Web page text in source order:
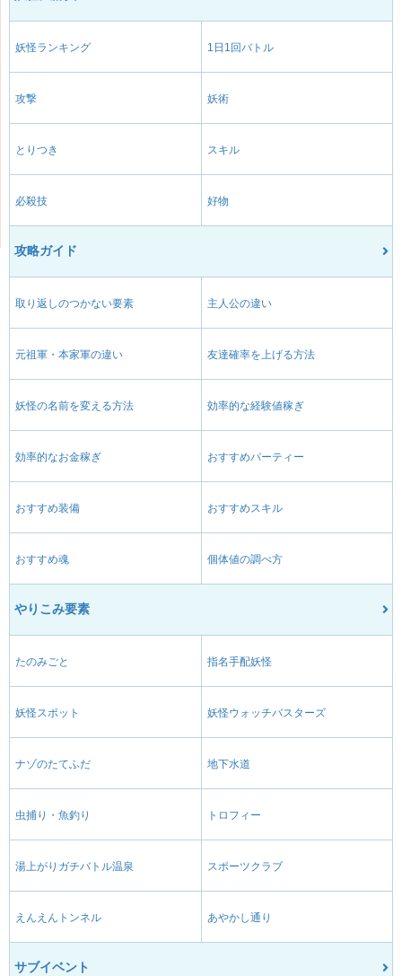
妖怪ランキング 1日1回バトル
攻撃 妖術
とりつき スキル
必殺技 好物
攻略ガイド
取り返しのつかない要素 主人公の違い
元祖軍・本家軍の違い 友達確率を上げる方法
妖怪の名前を変える方法 効率的な経験値稼ぎ
効率的なお金稼ぎ おすすめパーティー
おすすめ装備 おすすめスキル
おすすめ魂 個体値の調べ方
やりこみ要素
たのみごと 指名手配妖怪
妖怪スポット 妖怪ウォッチバスターズ
ナゾのたてふだ 地下水道
虫捕り・魚釣り トロフィー
湯上がりガチバトル温泉 スポーツクラブ
えんえんトンネル あやかし通り
サブイベント